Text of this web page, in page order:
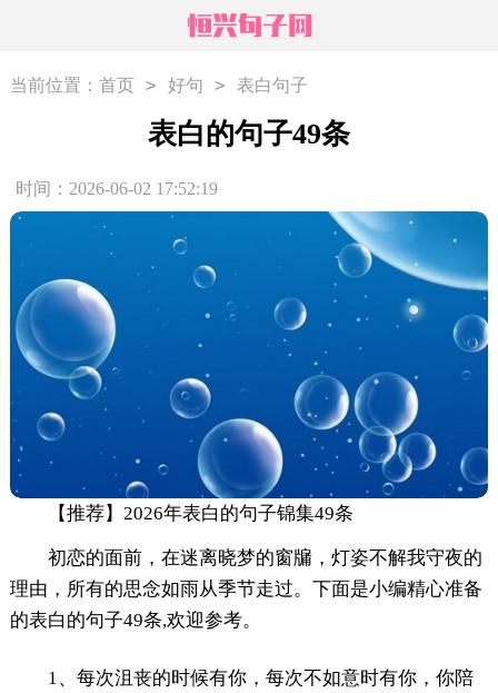
当前位置： 首页 > 好句 > 表白句子
表白的句子49条
时间：2026-06-02 17:52:19
【推荐】2026年表白的句子锦集49条
初恋的面前，在迷离晓梦的窗牖，灯姿不解我守夜的
理由，所有的思念如雨从季节走过。下面是小编精心准备
的表白的句子49条,欢迎参考。
1、每次沮丧的时候有你，每次不如意时有你，你陪